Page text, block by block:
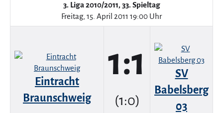
3. Liga 2010/2011, 33. Spieltag
Freitag, 15. April 2011 19:00 Uhr
Eintracht
Braunschweig
1:1
(1:0)
SV
Babelsberg
03